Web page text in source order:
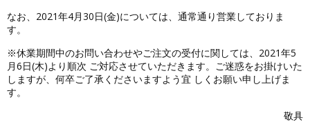
なお、2021年4月30日(金)については、通常通り営業しておりま
す。
※休業期間中のお問い合わせやご注文の受付に関しては、2021年5
月6日(木)より順次 ご対応させていただきます。ご迷惑をお掛けいた
しますが、何卒ご了承くださいますよう宜 しくお願い申し上げま
す。
敬具